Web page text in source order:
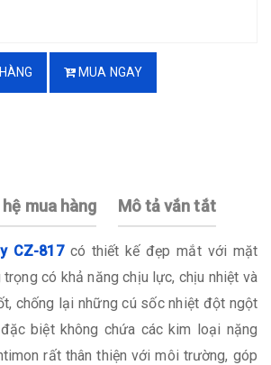
MUA NGAY
hệ mua hàng Mô tả vắn tắt
CZ-817 có thiết kế đẹp mắt với mặt
có khả năng chịu lực, chịu nhiệt và
chống lại những cú sốc nhiệt đột ngột
biệt không chứa các kim loại nặng
rất thân thiện với môi trường, góp